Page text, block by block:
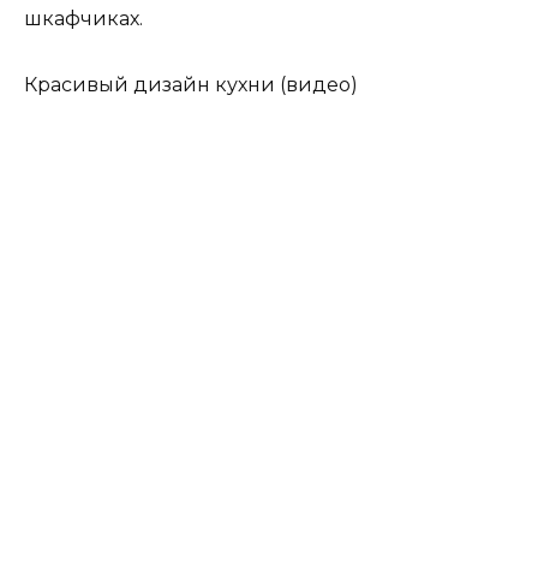
шкафчиках.
Красивый дизайн кухни (видео)